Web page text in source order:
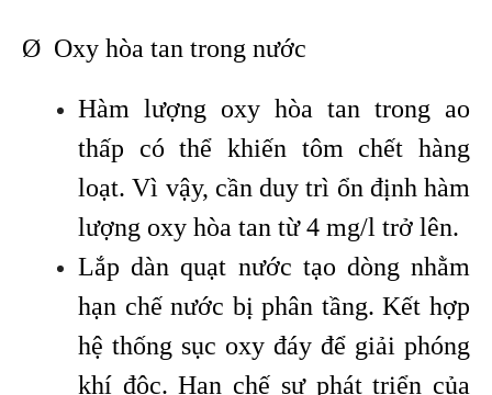
Ø Oxy hòa tan trong nước
Hàm lượng oxy hòa tan trong ao
thấp có thể khiến tôm chết hàng
loạt. Vì vậy, cần duy trì ổn định hàm
lượng oxy hòa tan từ 4 mg/l trở lên.
Lắp dàn quạt nước tạo dòng nhằm
hạn chế nước bị phân tầng. Kết hợp
hệ thống sục oxy đáy để giải phóng
khí độc. Hạn chế sự phát triển của